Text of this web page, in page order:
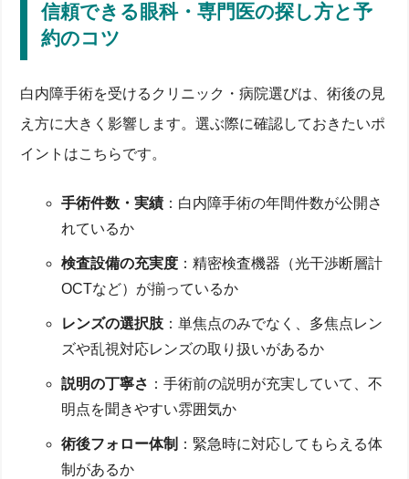
信頼できる眼科・専門医の探し方と予
約のコツ
白内障手術を受けるクリニック・病院選びは、術後の見
え方に大きく影響します。選ぶ際に確認しておきたいポ
イントはこちらです。
手術件数・実績 ：白内障手術の年間件数が公開さ
れているか
検査設備の充実度 ：精密検査機器（光干渉断層計
OCTなど）が揃っているか
レンズの選択肢 ：単焦点のみでなく、多焦点レン
ズや乱視対応レンズの取り扱いがあるか
説明の丁寧さ ：手術前の説明が充実していて、不
明点を聞きやすい雰囲気か
術後フォロー体制 ：緊急時に対応してもらえる体
制があるか